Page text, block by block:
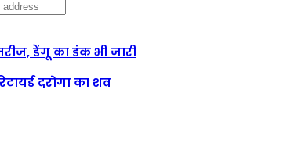
डेंगू का डंक भी जारी
दरोगा का शव